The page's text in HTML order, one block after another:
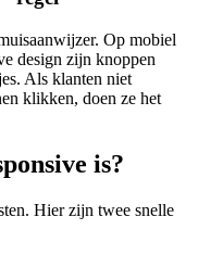
Op mobiel
design zijn knoppen
Als klanten niet
klikken, doen ze het
is?
Hier zijn twee snelle